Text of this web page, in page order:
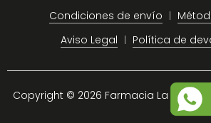
Condiciones de envío
Aviso Legal
Política de
Copyright © 2026 Farmacia La Plaza